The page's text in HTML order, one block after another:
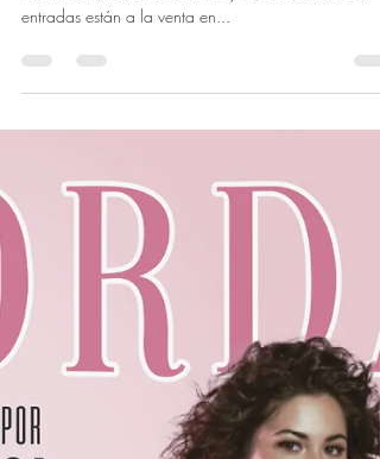
El concierto teatralizado podrá disfrutarse en el
Auditorio Alfredo Kraus el 12 y 13 de octubre Las